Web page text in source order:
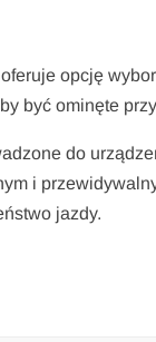
opcję
być ominęte
do
i
jazdy.